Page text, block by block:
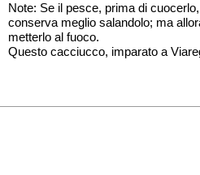
Note: Se il pesce, prima di
conserva meglio salandolo; ma
metterlo al fuoco.
Questo cacciucco, imparato a